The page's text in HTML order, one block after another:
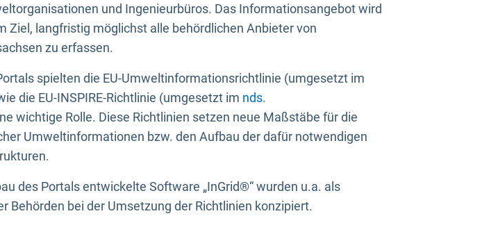
und Ingenieurbüros. Das Informationsangebot wird
Ziel, langfristig möglichst alle behördlichen Anbieter von
zu erfassen.
spielten die EU-Umweltinformationsrichtlinie (umgesetzt im
die EU-INSPIRE-Richtlinie (umgesetzt im nds.
wichtige Rolle. Diese Richtlinien setzen neue Maßstäbe für die
Umweltinformationen bzw. den Aufbau der dafür notwendigen
des Portals entwickelte Software „InGrid®“ wurden u.a. als
Behörden bei der Umsetzung der Richtlinien konzipiert.